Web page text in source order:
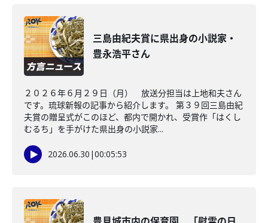
三島由紀夫賞に県出身の小説家・
豊永浩平さん
２０２６年６月２９日（月） 放送分担当は上地和夫さん
です。琉球新報の記事から紹介します。 第３９回三島由紀
夫賞の贈呈式がこのほど、都内で開かれ、受賞作「はくし
むるち」を手がけた県出身の小説家...
2026.06.30 |00:05:53